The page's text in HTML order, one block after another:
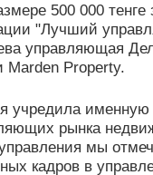
500 000 тенге
"Лучший
управляющая
Marden Property.
учредила
рынка
мы
кадров в